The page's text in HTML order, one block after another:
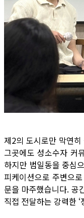
제2의 도시로만 막연
그곳에도 성소수자 커
하지만 범일동을 중심
피케이션으로 주변으
문을 마주했습니다. 공
직접 전달하는 강력한